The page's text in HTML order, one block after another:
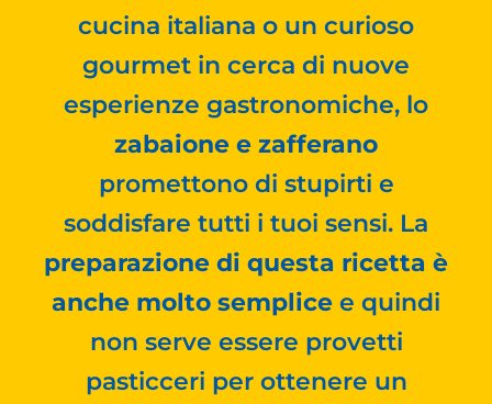
cucina italiana o un curioso
gourmet in cerca di nuove
esperienze gastronomiche, lo
zabaione e zafferano
promettono di stupirti e
soddisfare tutti i tuoi sensi. La
preparazione di questa ricetta è
anche molto semplice e quindi
non serve essere provetti
pasticceri per ottenere un